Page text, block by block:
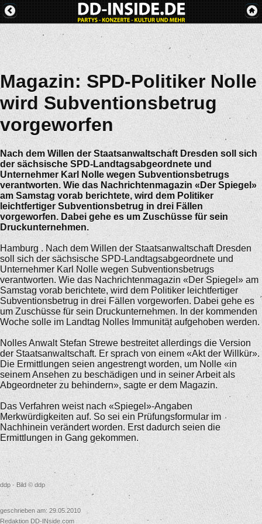
Magazin: SPD-Politiker Nolle
wird Subventionsbetrug
vorgeworfen
Nach dem Willen der Staatsanwaltschaft Dresden soll sich
der sächsische SPD-Landtagsabgeordnete und
Unternehmer Karl Nolle wegen Subventionsbetrugs
verantworten. Wie das Nachrichtenmagazin «Der Spiegel»
am Samstag vorab berichtete, wird dem Politiker
leichtfertiger Subventionsbetrug in drei Fällen
vorgeworfen. Dabei gehe es um Zuschüsse für sein
Druckunternehmen.
Hamburg . Nach dem Willen der Staatsanwaltschaft Dresden
soll sich der sächsische SPD-Landtagsabgeordnete und
Unternehmer Karl Nolle wegen Subventionsbetrugs
verantworten. Wie das Nachrichtenmagazin «Der Spiegel» am
Samstag vorab berichtete, wird dem Politiker leichtfertiger
Subventionsbetrug in drei Fällen vorgeworfen. Dabei gehe es
um Zuschüsse für sein Druckunternehmen. In der kommenden
Woche solle im Landtag Nolles Immunität aufgehoben werden.
Nolles Anwalt Stefan Strewe bestreitet allerdings die Version
der Staatsanwaltschaft. Er sprach von einem «Akt der Willkür».
Die Ermittlungen seien angestrengt worden, um Nolle «in
seinem Ansehen zu beschädigen und in seiner Arbeit als
Abgeordneter zu behindern», sagte er dem Magazin.
Das Verfahren weist nach «Spiegel»-Angaben
Merkwürdigkeiten auf. So sei ein Prüfungsformular im
Nachhinein verändert worden. Erst dadurch seien die
Ermittlungen in Gang gekommen.
ddp - Bild © ddp
geschrieben am: 29.05.2010
Redaktion DD-INside.com